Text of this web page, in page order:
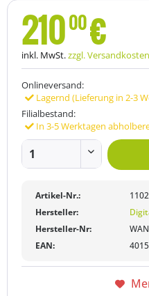
21000€
inkl. MwSt.zzgl. Versandkosten
Onlineversand:
Lagernd (Lieferung in 2-3
Filialbestand:
In 3-5 Werktagen
Artikel-Nr.:
Hersteller:
Hersteller-Nr:
EAN: